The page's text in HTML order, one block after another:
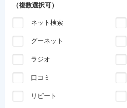
（複数選択可）
ネット検索
グーネット
ラジオ
口コミ
リピート